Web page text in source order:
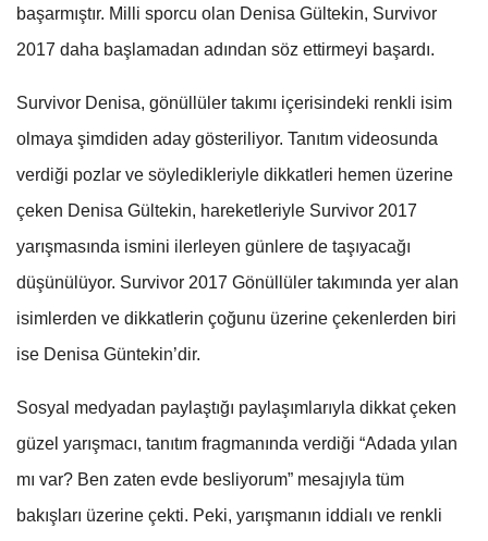
başarmıştır. Milli sporcu olan Denisa Gültekin, Survivor
2017 daha başlamadan adından söz ettirmeyi başardı.
Survivor Denisa, gönüllüler takımı içerisindeki renkli isim
olmaya şimdiden aday gösteriliyor. Tanıtım videosunda
verdiği pozlar ve söyledikleriyle dikkatleri hemen üzerine
çeken Denisa Gültekin, hareketleriyle Survivor 2017
yarışmasında ismini ilerleyen günlere de taşıyacağı
düşünülüyor. Survivor 2017 Gönüllüler takımında yer alan
isimlerden ve dikkatlerin çoğunu üzerine çekenlerden biri
ise Denisa Güntekin’dir.
Sosyal medyadan paylaştığı paylaşımlarıyla dikkat çeken
güzel yarışmacı, tanıtım fragmanında verdiği “Adada yılan
mı var? Ben zaten evde besliyorum” mesajıyla tüm
bakışları üzerine çekti. Peki, yarışmanın iddialı ve renkli